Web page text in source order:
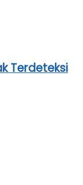
Terdeteksi